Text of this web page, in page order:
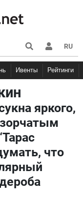
RU
Ивенты Рейтинги
яркого,
что